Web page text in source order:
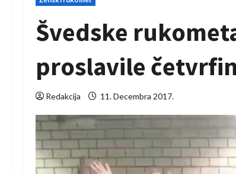
Švedske
proslavile
Redakcija 11. Decembra 2017.